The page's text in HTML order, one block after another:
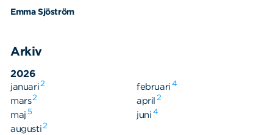
Emma Sjöström
Arkiv
2026
januari2 februari 4
mars2 april 2
maj 5 juni 4
augusti2